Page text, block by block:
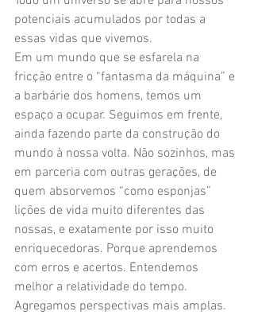
potenciais acumulados por todas a
essas vidas que vivemos.
Em um mundo que se esfarela na
fricção entre o “fantasma da máquina” e
a barbárie dos homens, temos um
espaço a ocupar. Seguimos em frente,
ainda fazendo parte da construção do
mundo à nossa volta. Não sozinhos, mas
em parceria com outras gerações, de
quem absorvemos “como esponjas”
lições de vida muito diferentes das
nossas, e exatamente por isso muito
enriquecedoras. Porque aprendemos
com erros e acertos. Entendemos
melhor a relatividade do tempo.
Agregamos perspectivas mais amplas.